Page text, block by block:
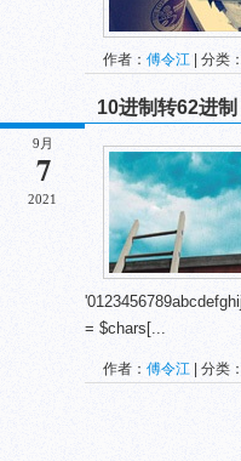
作者： 傅令江 | 分类：
9月
7
2021
10进制转62进
= $chars[...
作者： 傅令江 | 分类：